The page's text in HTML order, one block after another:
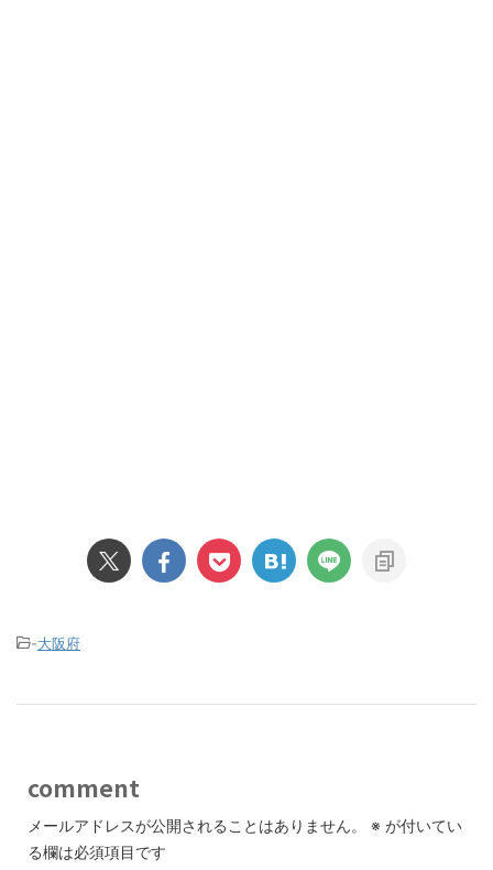
-大阪府
comment
メールアドレスが公開されることはありません。 ※ が付いてい
る欄は必須項目です